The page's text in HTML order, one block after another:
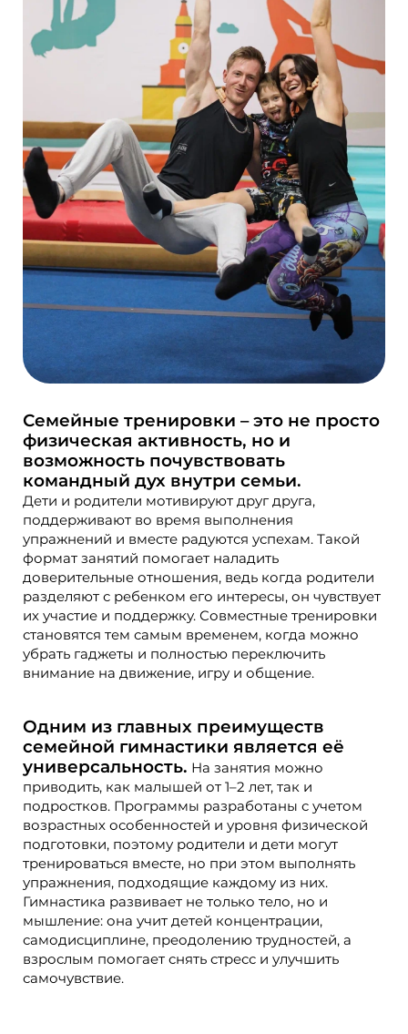
Семейные тренировки – это не просто
физическая активность, но и
возможность почувствовать
командный дух внутри семьи.
Дети и родители мотивируют друг друга,
поддерживают во время выполнения
упражнений и вместе радуются успехам. Такой
формат занятий помогает наладить
доверительные отношения, ведь когда родители
разделяют с ребенком его интересы, он чувствует
их участие и поддержку. Совместные тренировки
становятся тем самым временем, когда можно
убрать гаджеты и полностью переключить
внимание на движение, игру и общение.
Одним из главных преимуществ
семейной гимнастики является её
универсальность. На занятия можно
приводить, как малышей от 1–2 лет, так и
подростков. Программы разработаны с учетом
возрастных особенностей и уровня физической
подготовки, поэтому родители и дети могут
тренироваться вместе, но при этом выполнять
упражнения, подходящие каждому из них.
Гимнастика развивает не только тело, но и
мышление: она учит детей концентрации,
самодисциплине, преодолению трудностей, а
взрослым помогает снять стресс и улучшить
самочувствие.